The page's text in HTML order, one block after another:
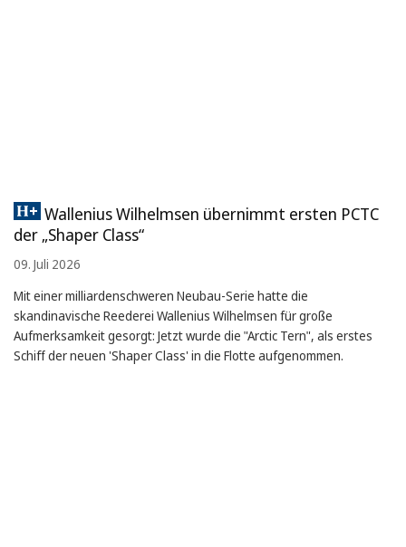
Wallenius Wilhelmsen übernimmt ersten PCTC
der „Shaper Class“
09. Juli 2026
Mit einer milliardenschweren Neubau-Serie hatte die
skandinavische Reederei Wallenius Wilhelmsen für große
Aufmerksamkeit gesorgt: Jetzt wurde die "Arctic Tern", als erstes
Schiff der neuen 'Shaper Class' in die Flotte aufgenommen.